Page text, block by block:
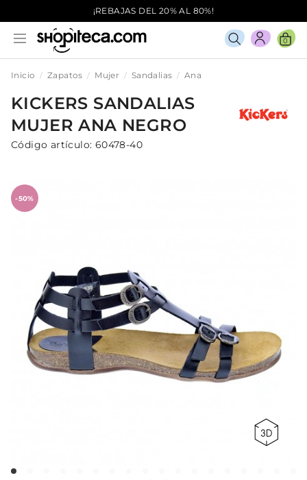
¡REBAJAS DEL 20% AL 80%!
0
Inicio Zapatos Mujer Sandalias Ana
KICKERS SANDALIAS
MUJERANA NEGRO
Código artículo: 60478-40
-50%